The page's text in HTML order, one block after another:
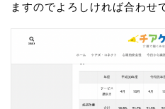
ますのでよろしければ合わせ